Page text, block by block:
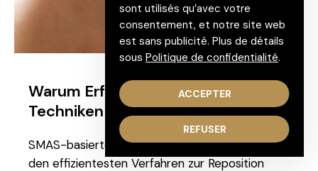
Warum Erfahrung bei modernen
Techniken eine zentrale Rolle spielt
SMAS-basierte Lappentechniken gehören zu
den effizientesten Verfahren zur Reposition
sont utilisés qu’avec votre
consentement, et notre site web
est sans publicité. Plus de détails
sous Politique de confidentialité.
ACCEPTER
REFUSER